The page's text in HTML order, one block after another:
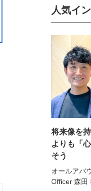
人気イ
将来像を
よりも「
そう
オールアバ
Officer 森田